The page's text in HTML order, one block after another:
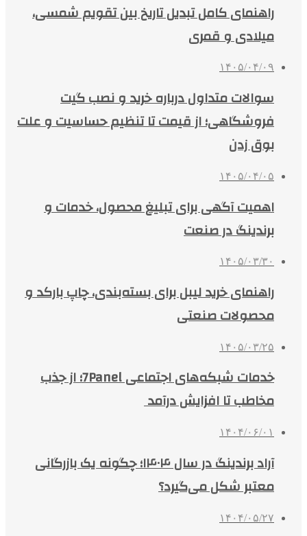
راهنمای کامل تبدیل تاریخ بین تقویم شمسی،
میلادی و قمری
۱۴۰۵/۰۴/۰۹
سوالات متداول درباره خرید و نصب گیت
فروشگاهی؛ از قیمت تا تنظیم حساسیت و علت
بوق زدن
۱۴۰۵/۰۴/۰۵
اهمیت آگهی برای تبلیغ محصول، خدمات و
برندینگ در صنعت
۱۴۰۵/۰۳/۳۰
راهنمای خرید لیبل برای بسته‌بندی، چاپ بارکد و
محصولات صنعتی
۱۴۰۵/۰۳/۲۵
خدمات شبکه‌های اجتماعی 7Panel؛ از جذب
مخاطب تا افزایش درآمد
۱۴۰۴/۰۶/۰۱
آراد برندینگ در سال ۱۴۰۴؛ چگونه یک بازرگانی
معتبر شکل می‌گیرد؟
۱۴۰۴/۰۵/۲۷